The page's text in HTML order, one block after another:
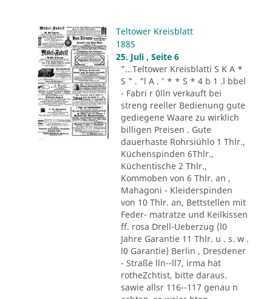
Teltower Kreisblatt
1885
25. Juli , Seite 6
"...Teltower Kreisblatti S K A *
S " . "l A . ' * * S * 4 b 1 .l bbel
- Fabri r 0lln verkauft bei
streng reeller Bedienung gute
gediegene Waare zu wirklich
billigen Preisen . Gute
dauerhaste Rohrsiühlo 1 Thlr.,
Küchenspinden 6Thlr.,
Küchentische 2 Thlr.,
Kommoben von 6 Thlr. an ,
Mahagoni - Kleiderspinden
von 10 Thlr. an, Bettstellen mit
Feder- matratze und Keilkissen
ff. rosa Drell-Ueberzug (l0
Jahre Garantie 11 Thlr. u . s. w .
l0 Garantie) Berlin , Dresdener
- Straße lln--ll7, irma hat
rotheZchtist, bitte daraus.
sawie allsr 116--117 genau n